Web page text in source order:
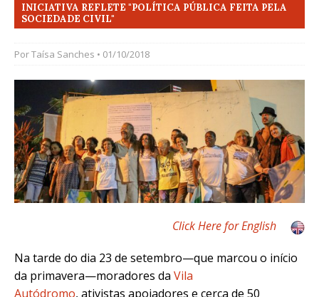
INICIATIVA REFLETE "POLÍTICA PÚBLICA FEITA PELA
SOCIEDADE CIVIL"
PorTaísa Sanches • 01/10/2018
Click Here for English
Na tarde do dia 23 de setembro—que marcou o início
da primavera—moradores da Vila
Autódromo, ativistas apoiadores e cerca de 50